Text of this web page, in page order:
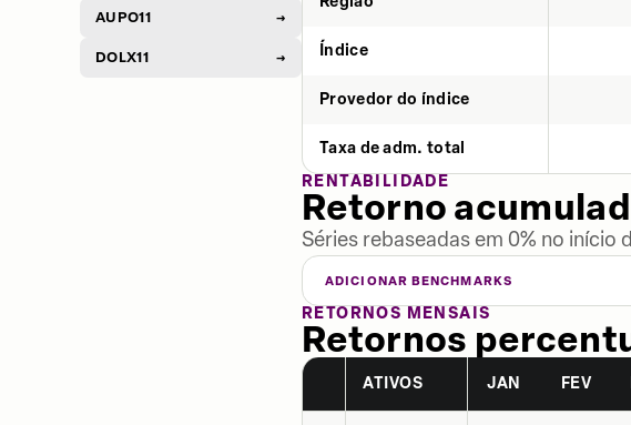
AUPO11 →
DOLX11 → Índice
Provedor do índice
Taxa de adm. total
RENTABILIDADE
Retorno
Séries rebaseadas em 0% no
ADICIONAR BENCHMARKS
RETORNOS MENSAIS
Retornos
ATIVOS JAN FEV